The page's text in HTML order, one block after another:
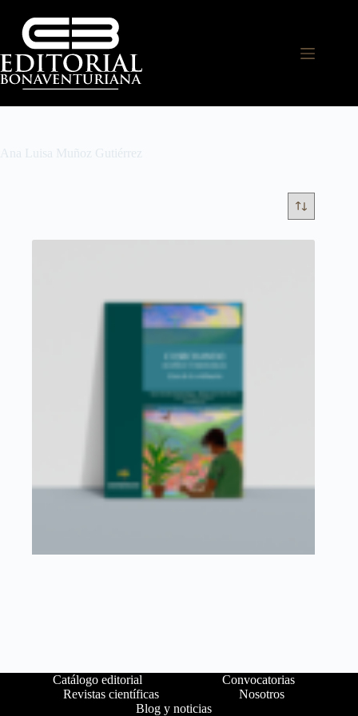
Ana Luisa Muñoz Gutiérrez
Catálogo editorial
Convocatorias
Revistas científicas
Nosotros
Blog y noticias